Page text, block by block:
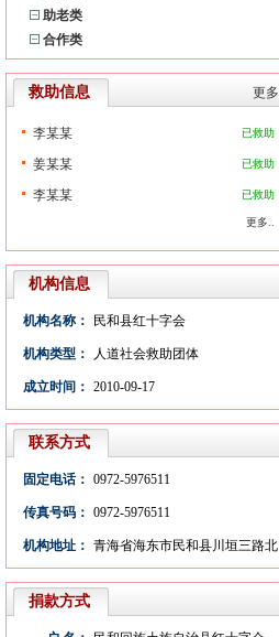
助老类
合作类
更多
救助信息
已救助
李某某
已救助
姜某某
已救助
李某某
更多..
机构信息
机构名称： 民和县红十字会
机构类型： 人道社会救助团体
成立时间： 2010-09-17
联系方式
固定电话： 0972-5976511
传真号码： 0972-5976511
机构地址： 青海省海东市民和县川垣三路北
捐款方式